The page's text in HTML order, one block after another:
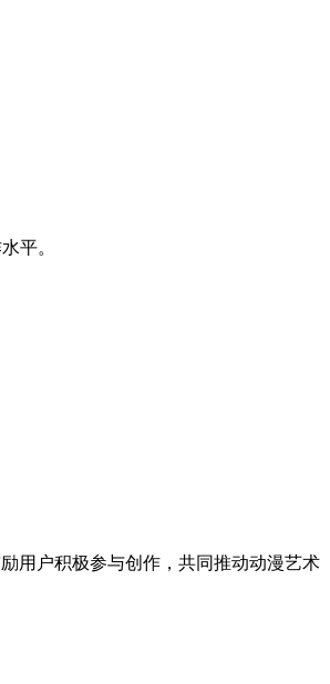
平。
用户积极参与创作，共同推动动漫艺术